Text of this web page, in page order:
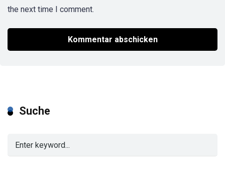
the next time I comment.
Suche